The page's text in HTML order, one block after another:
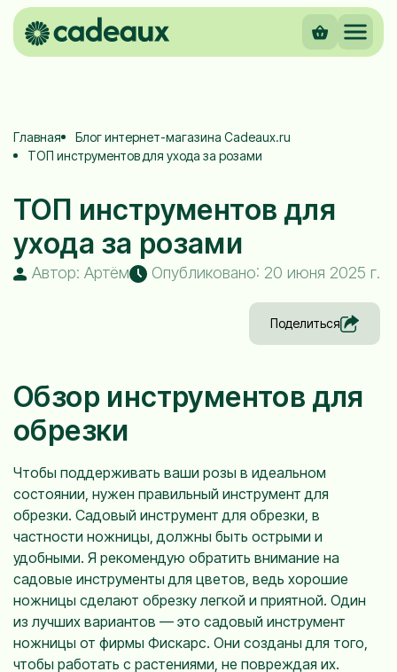
Главная
Блог интернет-магазина Cadeaux.ru
ТОП инструментов для ухода за розами
ТОП инструментов для
ухода за розами
Автор: Артём Опубликовано: 20 июня 2025 г.
Поделиться
Обзор инструментов для
обрезки
Чтобы поддерживать ваши розы в идеальном
состоянии, нужен правильный инструмент для
обрезки. Садовый инструмент для обрезки, в
частности ножницы, должны быть острыми и
удобными. Я рекомендую обратить внимание на
садовые инструменты для цветов, ведь хорошие
ножницы сделают обрезку легкой и приятной. Один
из лучших вариантов — это садовый инструмент
ножницы от фирмы Фискарс. Они созданы для того,
чтобы работать с растениями, не повреждая их.